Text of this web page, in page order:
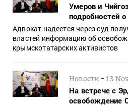
Умеров и
подробностей
Адвокат надеется через суд
властей информацию об
крымскотатарских активистов
Новости -13
На встрече с
освобождение